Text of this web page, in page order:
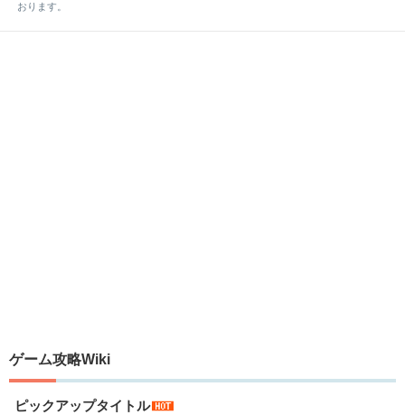
おります。
ゲーム攻略Wiki
ピックアップタイトル